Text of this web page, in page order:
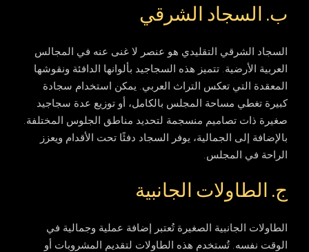
ب. السجاد الشرقي
السجاد الشرقي التقليدي هو عنصر لا غنى عنه في المجالس
العربية الأرضية. تتميز هذه السجاجيد بألوانها الدافئة ونقوشها
المعقدة التي تعكس التراث العربي. يمكن استخدام سجادة
كبيرة تغطي مساحة المجلس بالكامل، أو توزيع عدة سجاجيد
صغيرة ذات تصاميم منسجمة لتحديد مناطق الجلوس المختلفة.
بالإضافة إلى الجمالية، يوفر السجاد دفئًا تحت الأقدام ويعزز
الراحة في المجلس.
ج. الطاولات الجانبية
الطاولات الجانبية الصغيرة تُعتبر إضافة عملية وجمالية في
الوقت نفسه. تُستخدم هذه الطاولات لتقديم المشروبات أو